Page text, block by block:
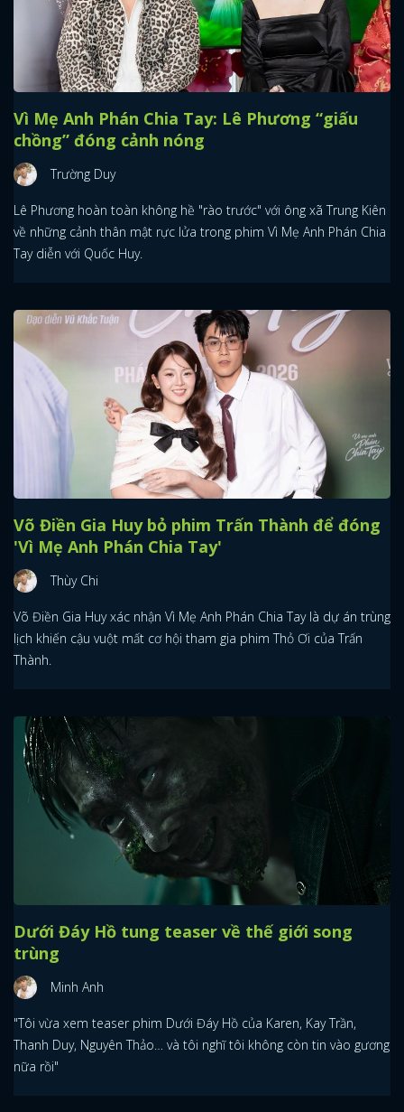
Vì Mẹ Anh Phán Chia Tay: Lê Phương “giấu
chồng” đóng cảnh nóng
Trường Duy
Lê Phương hoàn toàn không hề "rào trước" với ông xã Trung Kiên
về những cảnh thân mật rực lửa trong phim Vì Mẹ Anh Phán Chia
Tay diễn với Quốc Huy.
Võ Điền Gia Huy bỏ phim Trấn Thành để đóng
'Vì Mẹ Anh Phán Chia Tay'
Thùy Chi
Võ Điền Gia Huy xác nhận Vì Mẹ Anh Phán Chia Tay là dự án trùng
lịch khiến cậu vuột mất cơ hội tham gia phim Thỏ Ơi của Trấn
Thành.
Dưới Đáy Hồ tung teaser về thế giới song
trùng
Minh Anh
"Tôi vừa xem teaser phim Dưới Đáy Hồ của Karen, Kay Trần,
Thanh Duy, Nguyên Thảo… và tôi nghĩ tôi không còn tin vào gương
nữa rồi"